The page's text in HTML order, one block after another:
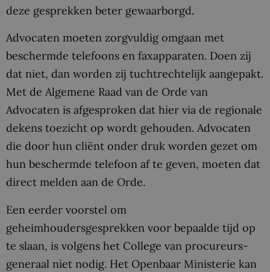
deze gesprekken beter gewaarborgd.
Advocaten moeten zorgvuldig omgaan met
beschermde telefoons en faxapparaten. Doen zij
dat niet, dan worden zij tuchtrechtelijk aangepakt.
Met de Algemene Raad van de Orde van
Advocaten is afgesproken dat hier via de regionale
dekens toezicht op wordt gehouden. Advocaten
die door hun cliënt onder druk worden gezet om
hun beschermde telefoon af te geven, moeten dat
direct melden aan de Orde.
Een eerder voorstel om
geheimhoudersgesprekken voor bepaalde tijd op
te slaan, is volgens het College van procureurs-
generaal niet nodig. Het Openbaar Ministerie kan